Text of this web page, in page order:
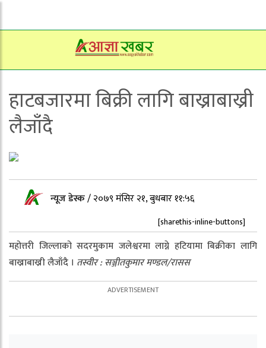
हाटबजारमा बिक्री लागि बाख्राबाख्री
लैजाँदै
न्यूज डेस्क/२०७९ मंसिर २१, बुधबार ११:५६
[sharethis-inline-buttons]
महोत्तरी जिल्लाको सदरमुकाम जलेश्वरमा लाग्ने हटियामा बिक्रीका लागि
बाख्राबाख्री लैजाँदै । तस्वीर : सञ्जीतकुमार मण्डल/रासस